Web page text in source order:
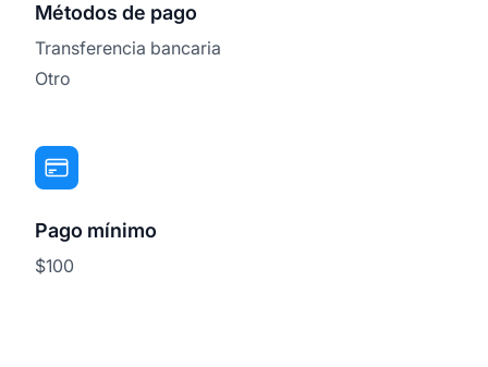
Métodos de pago
Transferencia bancaria
Otro
Pago mínimo
$100